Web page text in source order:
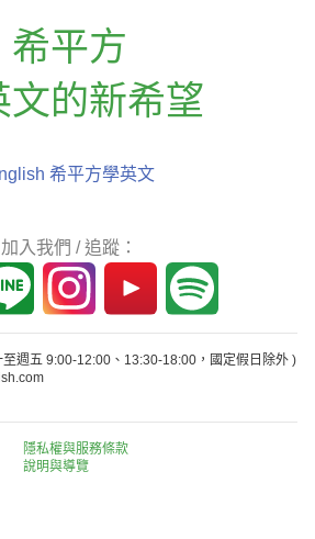
希平方
文的新希望
希平方學英文
加入我們 / 追蹤：
至週五 9:00-12:00、13:30-18:00，國定假日除外 )
隱私權與服務條款
說明與導覽